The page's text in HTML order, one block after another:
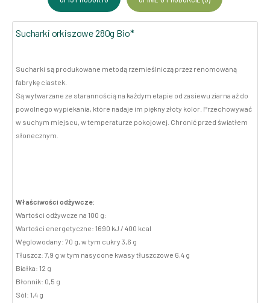
Sucharki orkiszowe 280g Bio*
Sucharki są produkowane metodą rzemieślniczą przez renomowaną
fabrykę ciastek.
Są wytwarzane ze starannością na każdym etapie od zasiewu ziarna aż do
powolnego wypiekania, które nadaje im piękny złoty kolor. Przechowywać
w suchym miejscu, w temperaturze pokojowej. Chronić przed światłem
słonecznym.
Właściwości odżywcze:
Wartości odżywcze na 100 g:
Wartości energetyczne: 1690 kJ / 400 kcal
Węglowodany: 70 g, w tym cukry 3,6 g
Tłuszcz: 7,9 g w tym nasycone kwasy tłuszczowe 6,4 g
Białka: 12 g
Błonnik: 0,5 g
Sól: 1,4 g